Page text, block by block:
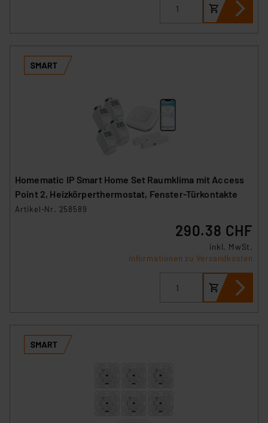
Homematic IP Smart Home Set Raumklima mit Access
Point 2, Heizkörperthermostat, Fenster-Türkontakte
Artikel-Nr. 258589
290.38 CHF
inkl. MwSt.
Informationen zu Versandkosten